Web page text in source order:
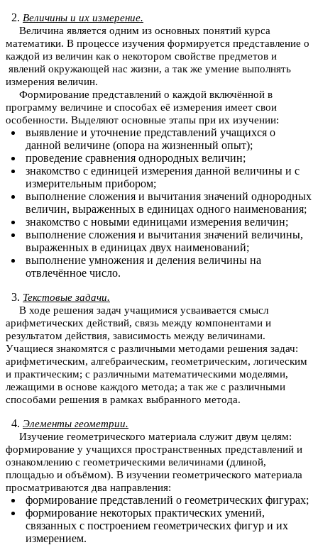
Величины и их измерение.
Величина является одним из основных понятий курса
математики. В процессе изучения формируется представление о
каждой из величин как о некотором свойстве предметов и
явлений окружающей нас жизни, а так же умение выполнять
измерения величин.
Формирование представлений о каждой включённой в
программу величине и способах её измерения имеет свои
особенности. Выделяют основные этапы при их изучении:
выявление и уточнение представлений учащихся о
данной величине (опора на жизненный опыт);
проведение сравнения однородных величин;
знакомство с единицей измерения данной величины и с
измерительным прибором;
выполнение сложения и вычитания значений однородных
величин, выраженных в единицах одного наименования;
знакомство с новыми единицами измерения величин;
выполнение сложения и вычитания значений величины,
выраженных в единицах двух наименований;
выполнение умножения и деления величины на
отвлечённое число.
Текстовые задачи.
В ходе решения задач учащимися усваивается смысл
арифметических действий, связь между компонентами и
результатом действия, зависимость между величинами.
Учащиеся знакомятся с различными методами решения задач:
арифметическим, алгебраическим, геометрическим, логическим
и практическим; с различными математическими моделями,
лежащими в основе каждого метода; а так же с различными
способами решения в рамках выбранного метода.
Элементы геометрии.
Изучение геометрического материала служит двум целям:
формирование у учащихся пространственных представлений и
ознакомлению с геометрическими величинами (длиной,
площадью и объёмом). В изучении геометрического материала
просматриваются два направления:
формирование представлений о геометрических фигурах;
формирование некоторых практических умений,
связанных с построением геометрических фигур и их
измерением.